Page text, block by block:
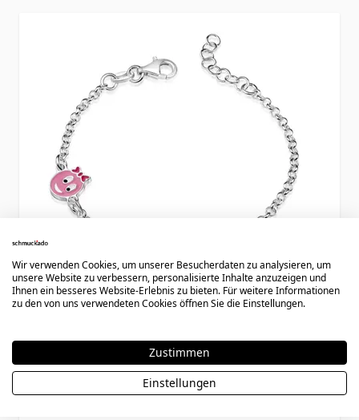
Armkettchen Silber mit Emoticon - 2510
49,90 €
Wir verwenden Cookies, um unserer Besucherdaten zu analysieren, um
unsere Website zu verbessern, personalisierte Inhalte anzuzeigen und
Ihnen ein besseres Website-Erlebnis zu bieten. Für weitere Informationen
zu den von uns verwendeten Cookies öffnen Sie die Einstellungen.
Zustimmen
Einstellungen